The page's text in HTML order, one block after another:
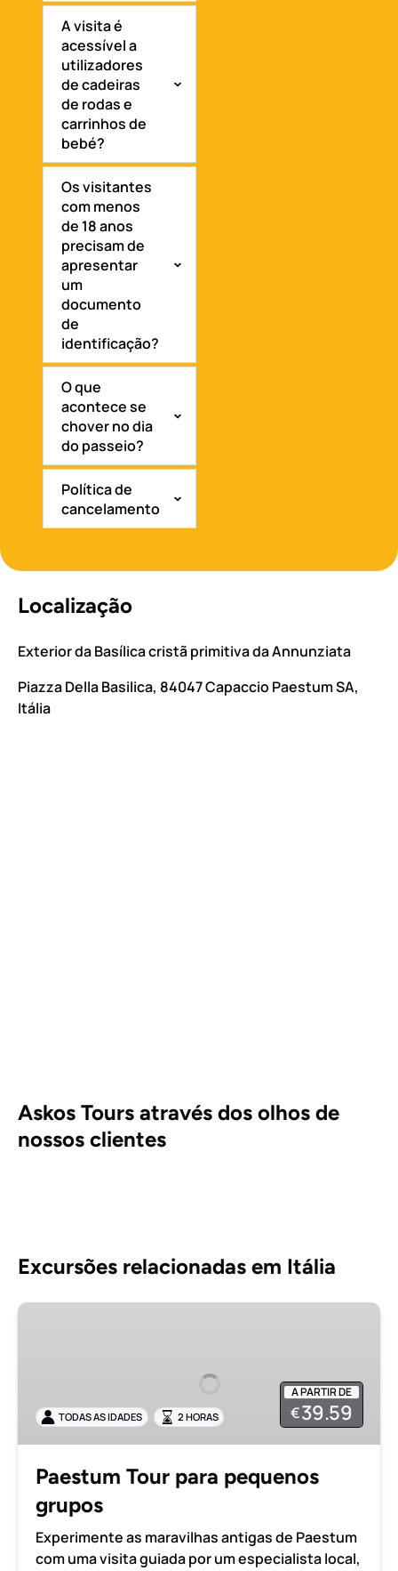
A visita é
acessível a
utilizadores
de cadeiras
de rodas e
carrinhos de
bebé?
Os visitantes
com menos
de 18 anos
precisam de
apresentar
um
documento
de
identificação?
O que
acontece se
chover no dia
do passeio?
Política de
cancelamento
Localização
Exterior da Basílica cristã primitiva da Annunziata
Piazza Della Basilica, 84047 Capaccio Paestum SA,
Itália
Askos Tours através dos olhos de
nossos clientes
Excursões relacionadas em Itália
Paestum
A PARTIR DE
€39.59
TODAS AS IDADES 2 HORAS
Paestum Tour para pequenos
grupos
Experimente as maravilhas antigas de Paestum
com uma visita guiada por um especialista local,